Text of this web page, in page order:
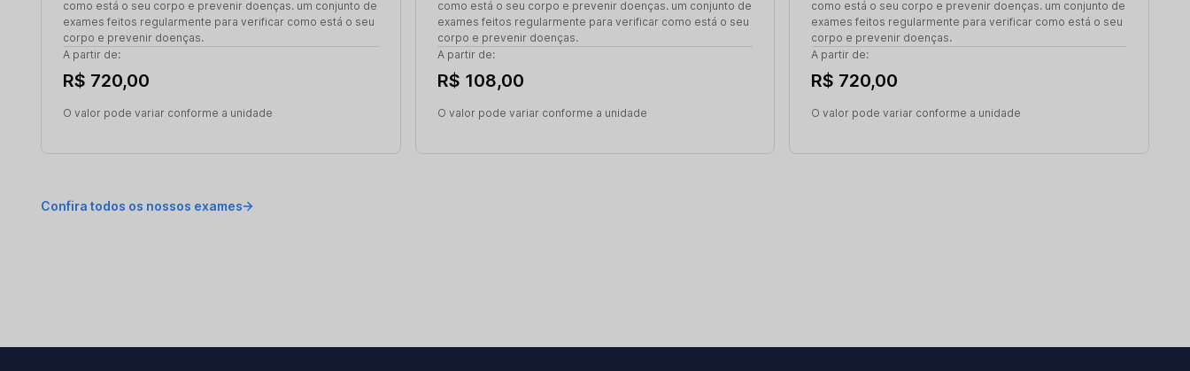
como está o seu corpo e prevenir doenças. um conjunto de
exames feitos regularmente para verificar como está o seu
corpo e prevenir doenças.
A partir de:
R$ 720,00
O valor pode variar conforme a unidade
como está o seu corpo e prevenir doenças. um conjunto de
exames feitos regularmente para verificar como está o seu
corpo e prevenir doenças.
A partir de:
R$ 108,00
O valor pode variar conforme a unidade
como está o seu corpo e prevenir doenças. um conjunto de
exames feitos regularmente para verificar como está o seu
corpo e prevenir doenças.
A partir de:
R$ 720,00
O valor pode variar conforme a unidade
Confira todos os nossos exames